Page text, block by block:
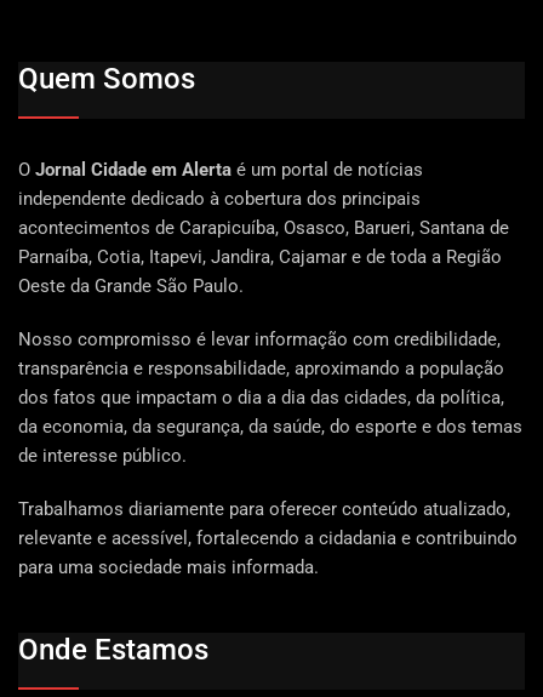
Quem Somos
O Jornal Cidade em Alerta é um portal de notícias
independente dedicado à cobertura dos principais
acontecimentos de Carapicuíba, Osasco, Barueri, Santana de
Parnaíba, Cotia, Itapevi, Jandira, Cajamar e de toda a Região
Oeste da Grande São Paulo.
Nosso compromisso é levar informação com credibilidade,
transparência e responsabilidade, aproximando a população
dos fatos que impactam o dia a dia das cidades, da política,
da economia, da segurança, da saúde, do esporte e dos temas
de interesse público.
Trabalhamos diariamente para oferecer conteúdo atualizado,
relevante e acessível, fortalecendo a cidadania e contribuindo
para uma sociedade mais informada.
Onde Estamos